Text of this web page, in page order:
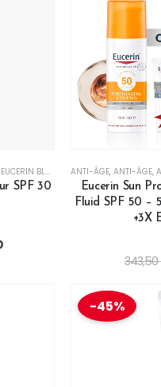
,HYDRATATION ,LISSANT, PEAU
EUCERIN BLACK FRIDAY ,HYDRATANT
SPF 30
ANTI-ÂGE, ANTI-ÂGE,
Eucerin Sun
Fluid SPF 50 –
+3X
343,50
-45%